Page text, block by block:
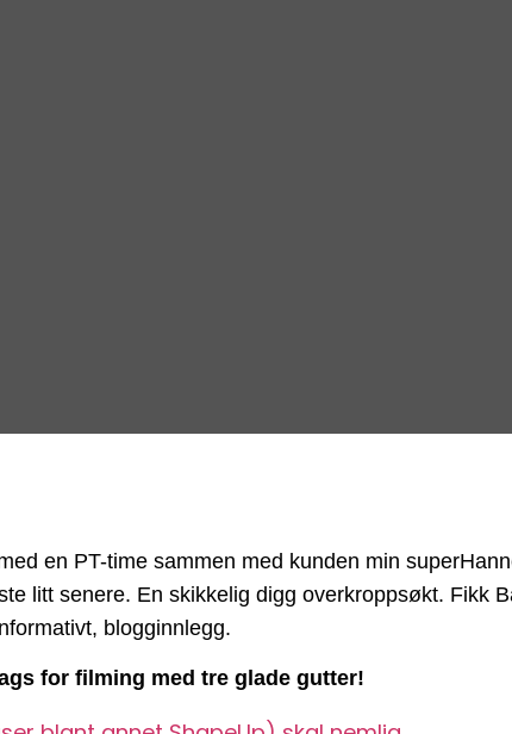
en PT-time sammen med kunden min
litt senere. En skikkelig digg overkroppsøkt. Fikk
blogginnlegg.
for filming med tre glade gutter!